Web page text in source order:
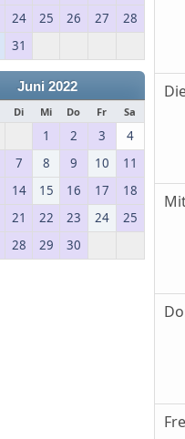
24 25 26 27
28
31
Juni 2022
Di Mi Do Fr Sa
1 2 3
4
7 8 9 10
11
14 15 16 17
18
21 22 23 24
25
28 29 30